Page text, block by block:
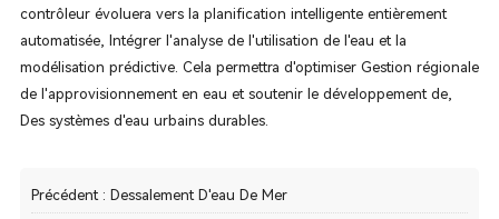
contrôleur évoluera vers la planification intelligente entièrement
automatisée, Intégrer l'analyse de l'utilisation de l'eau et la
modélisation prédictive. Cela permettra d'optimiser Gestion régionale
de l'approvisionnement en eau et soutenir le développement de,
Des systèmes d'eau urbains durables.
Précédent : Dessalement D'eau De Mer